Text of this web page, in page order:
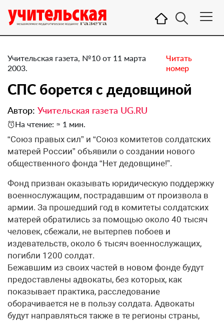
Учительская газета, №10 от 11 марта
2003.
Читать
номер
СПС борется с дедовщиной
Автор: Учительская газета UG.RU
На чтение: ≈ 1 мин.
“Союз правых сил” и “Союз комитетов солдатских
матерей России” объявили о создании нового
общественного фонда “Нет дедовщине!”.
Фонд призван оказывать юридическую поддержку
военнослужащим, пострадавшим от произвола в
армии. За прошедший год в комитеты солдатских
матерей обратились за помощью около 40 тысяч
человек, сбежали, не вытерпев побоев и
издевательств, около 6 тысяч военнослужащих,
погибли 1200 солдат.
Бежавшим из своих частей в новом фонде будут
предоставлены адвокаты, без которых, как
показывает практика, расследование
оборачивается не в пользу солдата. Адвокаты
будут направляться также в те регионы страны,